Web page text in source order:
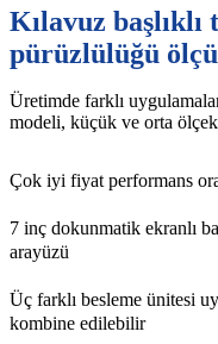
Kılavuz
pürüzlülüğü
Üretimde farklı
modeli, küçük ve orta
Çok iyi fiyat performans
7 inç dokunmatik ekranlı
arayüzü
Üç farklı besleme ünitesi
kombine edilebilir